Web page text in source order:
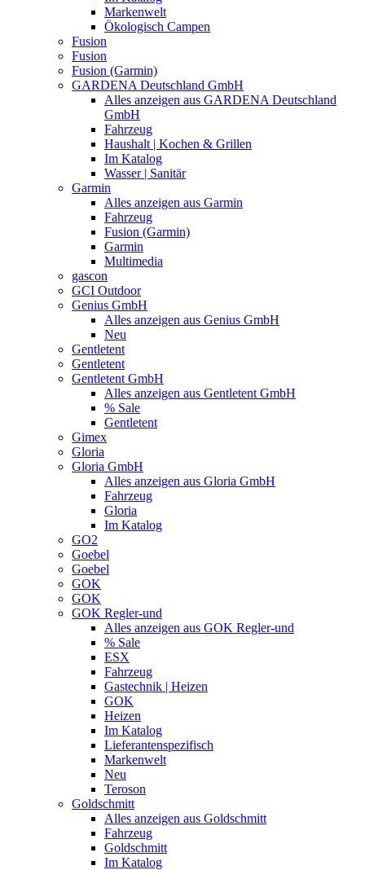
Markenwelt
Ökologisch Campen
Fusion
Fusion
Fusion (Garmin)
GARDENA Deutschland GmbH
Alles anzeigen aus GARDENA Deutschland
GmbH
Fahrzeug
Haushalt | Kochen & Grillen
Im Katalog
Wasser | Sanitär
Garmin
Alles anzeigen aus Garmin
Fahrzeug
Fusion (Garmin)
Garmin
Multimedia
gascon
GCI Outdoor
Genius GmbH
Alles anzeigen aus Genius GmbH
Neu
Gentletent
Gentletent
Gentletent GmbH
Alles anzeigen aus Gentletent GmbH
% Sale
Gentletent
Gimex
Gloria
Gloria GmbH
Alles anzeigen aus Gloria GmbH
Fahrzeug
Gloria
Im Katalog
GO2
Goebel
Goebel
GOK
GOK
GOK Regler-und
Alles anzeigen aus GOK Regler-und
% Sale
ESX
Fahrzeug
Gastechnik | Heizen
GOK
Heizen
Im Katalog
Lieferantenspezifisch
Markenwelt
Neu
Teroson
Goldschmitt
Alles anzeigen aus Goldschmitt
Fahrzeug
Goldschmitt
Im Katalog